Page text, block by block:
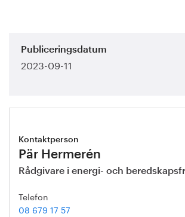
Publiceringsdatum
2023-09-11
Kontaktperson
Pär Hermerén
Rådgivare i energi- och
Telefon
08 679 17 57